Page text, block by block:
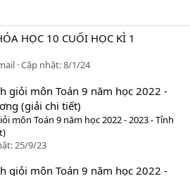
HỌC 10 CUỐI HỌC KÌ 1
Cập nhật:8/1/24
giỏi môn Toán 9 năm học 2022 -
(giải chi tiết)
môn Toán 9 năm học 2022 - 2023 - Tỉnh
25/9/23
giỏi môn Toán 9 năm học 2022 -